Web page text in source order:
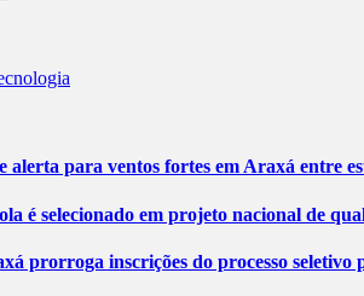
alerta para ventos fortes em Araxá entre
é selecionado em projeto nacional de
prorroga inscrições do processo seletivo